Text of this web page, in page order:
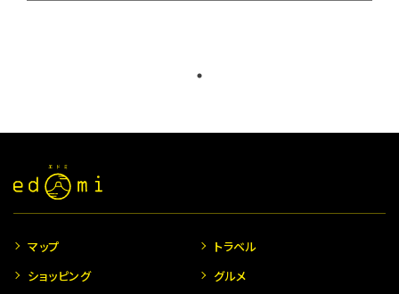
マップ
トラベル
ショッピング
グルメ